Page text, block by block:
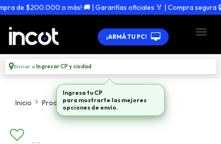
de $200.000 o más! 🚚 | Garantías oficiales 🏅 | Compra segura 🔒
¡ARMÁ TU PC!
Enviar a Ingresar CP y ciudad
Inicio Productos Adaptadores Hubs
Ingresa tu CP
para mostrarte las mejores
opciones de envío.